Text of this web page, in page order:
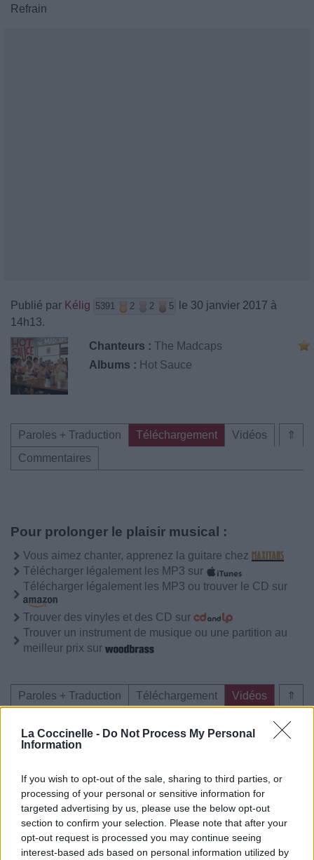
La Coccinelle - Do Not Process My Personal
Information
If you wish to opt-out of the sale, sharing to third parties, or
processing of your personal or sensitive information for
targeted advertising by us, please use the below opt-out
section to confirm your selection. Please note that after your
opt-out request is processed you may continue seeing
interest-based ads based on personal information utilized by
Refrain
Publié par Kélig 5391 2 2 5
le 30 janvier 2017 à
14h13.
Chanteurs : The Madcaps
Albums : Hot Sauce
⇑
Paroles + Traduction Téléchargement
Vidéos
Commentaires
Pour prolonger le plaisir musical :
Vous aimez chanter, apprenez la guitare chez
Télécharger légalement les MP3 sur
Télécharger légalement les MP3 ou trouver le CD sur
Trouver des vinyles et des CD sur
Trouver un instrument de musique ou une partition au
meilleur prix sur
⇑
Paroles + Traduction Téléchargement
Vidéos
Voir la vidéo de «Taco Truck»